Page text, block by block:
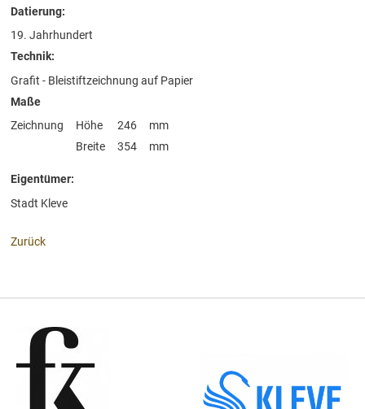
Datierung:
19. Jahrhundert
Technik:
Grafit - Bleistiftzeichnung auf Papier
Maße
Zeichnung
Höhe
Breite
246
354
mm
mm
Eigentümer:
Stadt Kleve
Zurück